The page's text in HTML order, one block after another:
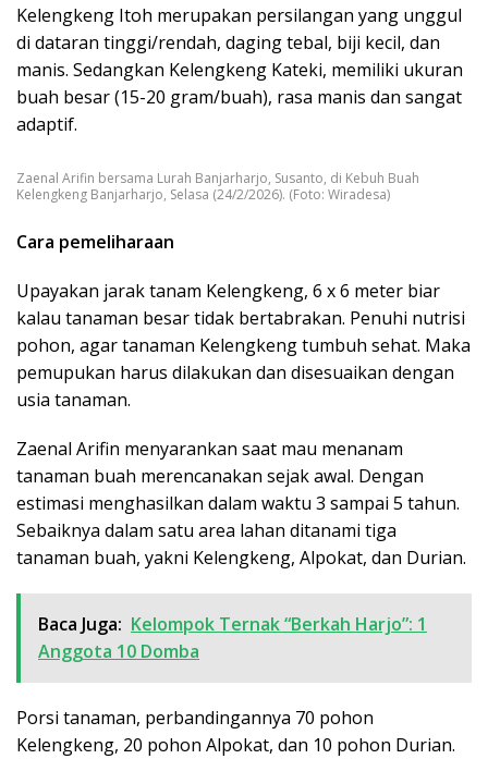
Kelengkeng Itoh merupakan persilangan yang unggul
di dataran tinggi/rendah, daging tebal, biji kecil, dan
manis. Sedangkan Kelengkeng Kateki, memiliki ukuran
buah besar (15-20 gram/buah), rasa manis dan sangat
adaptif.
Zaenal Arifin bersama Lurah Banjarharjo, Susanto, di Kebuh Buah
Kelengkeng Banjarharjo, Selasa (24/2/2026). (Foto: Wiradesa)
Cara pemeliharaan
Upayakan jarak tanam Kelengkeng, 6 x 6 meter biar
kalau tanaman besar tidak bertabrakan. Penuhi nutrisi
pohon, agar tanaman Kelengkeng tumbuh sehat. Maka
pemupukan harus dilakukan dan disesuaikan dengan
usia tanaman.
Zaenal Arifin menyarankan saat mau menanam
tanaman buah merencanakan sejak awal. Dengan
estimasi menghasilkan dalam waktu 3 sampai 5 tahun.
Sebaiknya dalam satu area lahan ditanami tiga
tanaman buah, yakni Kelengkeng, Alpokat, dan Durian.
Baca Juga: Kelompok Ternak “Berkah Harjo”: 1
Anggota 10 Domba
Porsi tanaman, perbandingannya 70 pohon
Kelengkeng, 20 pohon Alpokat, dan 10 pohon Durian.